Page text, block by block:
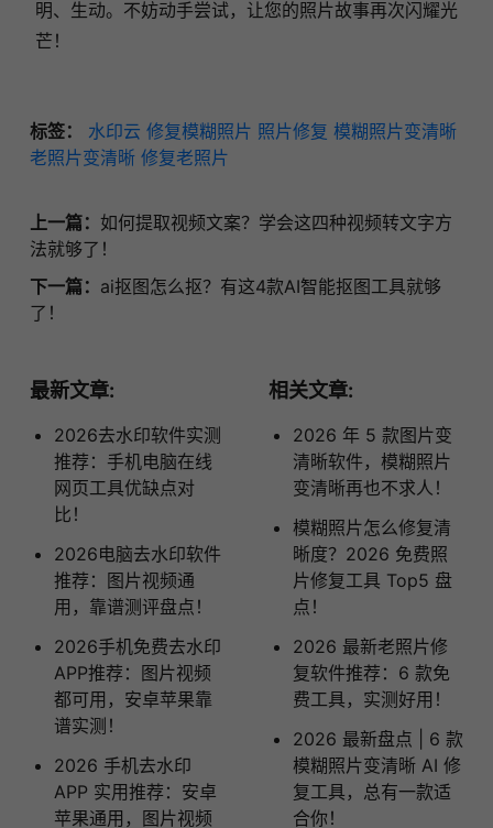
明、生动。不妨动手尝试，让您的照片故事再次闪耀光
芒！
标签： 水印云 修复模糊照片 照片修复 模糊照片变清晰
老照片变清晰 修复老照片
上一篇： 如何提取视频文案？学会这四种视频转文字方
法就够了！
下一篇： ai抠图怎么抠？有这4款AI智能抠图工具就够
了！
最新文章:
2026去水印软件实测
推荐：手机电脑在线
网页工具优缺点对
比！
2026电脑去水印软件
推荐：图片视频通
用，靠谱测评盘点！
2026手机免费去水印
APP推荐：图片视频
都可用，安卓苹果靠
谱实测！
2026 手机去水印
APP 实用推荐：安卓
苹果通用，图片视频
相关文章:
2026 年 5 款图片变
清晰软件，模糊照片
变清晰再也不求人！
模糊照片怎么修复清
晰度？2026 免费照
片修复工具 Top5 盘
点！
2026 最新老照片修
复软件推荐：6 款免
费工具，实测好用！
2026 最新盘点 | 6 款
模糊照片变清晰 AI 修
复工具，总有一款适
合你！